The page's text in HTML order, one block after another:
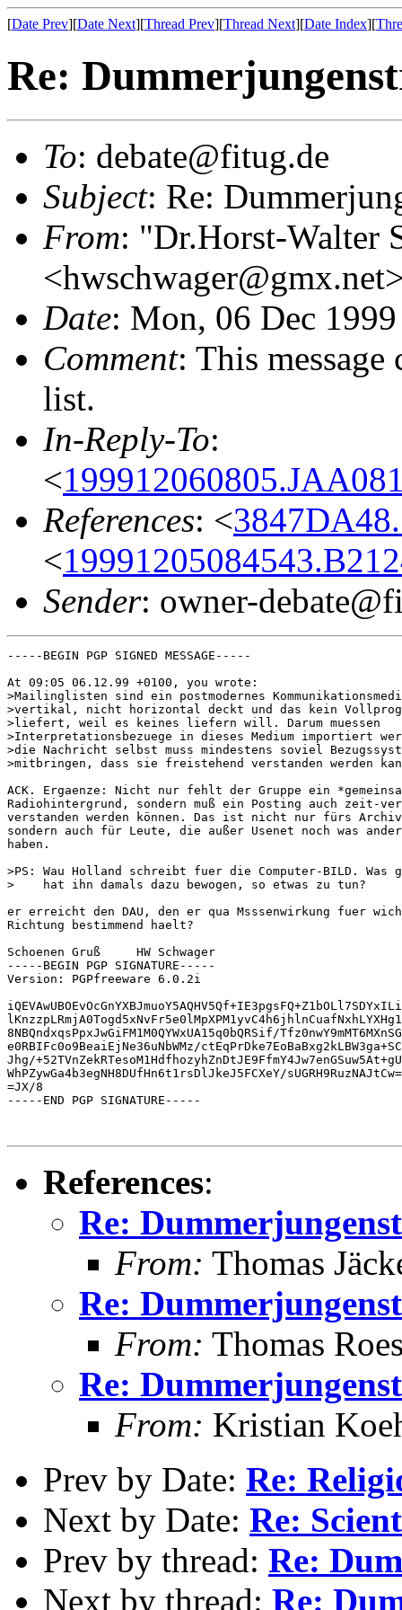
[Date Prev][Date Next][Thread Prev][Thread Next][Date Index][
Re:
To: debate@fitug.de
Subject: Re:
From: "Dr.Horst-Walter
Date: Mon, 06 Dec
Comment: This
list.
In-Reply-To:
<
References: <
<
Sender: owner-
-----BEGIN PGP SIGNED MESSAGE-----
At 09:05 06.12.99 +0100, you wrote:
>Mailinglisten sind ein postmodernes
>vertikal, nicht horizontal deckt und das kein
>liefert, weil es keines liefern will. Darum muessen
>Interpretationsbezuege in dieses Medium importiert
>die Nachricht selbst muss mindestens soviel
>mitbringen, dass sie freistehend verstanden werden
ACK. Ergaenze: Nicht nur fehlt der Gruppe ein
Radiohintergrund, sondern muß ein Posting auch zeit-
verstanden werden können. Das ist nicht nur fürs
sondern auch für Leute, die außer Usenet noch was
haben.
>PS: Wau Holland schreibt fuer die Computer-BILD.
>    hat ihn damals dazu bewogen, so etwas zu tun?
er erreicht den DAU, den er qua Msssenwirkung fuer
Richtung bestimmend haelt?
Schoenen Gruß     HW Schwager
-----BEGIN PGP SIGNATURE-----
Version: PGPfreeware 6.0.2i
8NBQndxqsPpxJwGiFM1M0QYWxUA15q0bQRSif/
e0RBIFc0o9BeaiEjNe36uNbWMz/
Jhg/
WhPZywGa4b3egNH8DUfHn6t1rsDlJkeJ5FCXeY/
=JX/8
-----END PGP SIGNATURE-----
References:
Re:
From: Thomas
Re:
From: Thomas
Re:
From: Kristian
Prev by Date: Re:
Next by Date: Re:
Prev by thread: Re:
Next by thread: Re: